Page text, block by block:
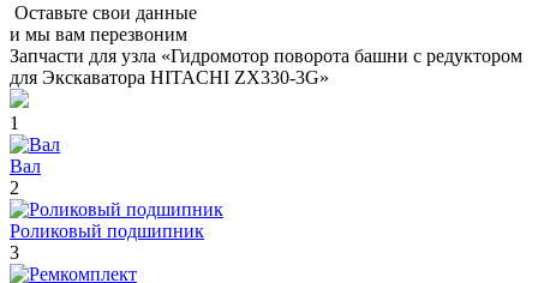
Оставьте свои данные
и мы вам перезвоним
Запчасти для узла «Гидромотор поворота башни с редуктором
для Экскаватора HITACHI ZX330-3G»
1
Вал
2
Роликовый подшипник
3